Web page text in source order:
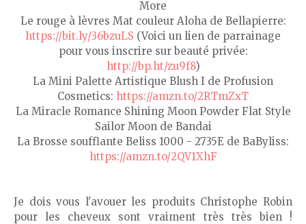
More
Le rouge à lèvres Mat couleur Aloha de Bellapierre:
https://bit.ly/36bzuLS (Voici un lien de parrainage
pour vous inscrire sur beauté privée:
http://bp.ht/zu9f8)
La Mini Palette Artistique Blush I de Profusion
Cosmetics: https://amzn.to/2RTmZxT
La Miracle Romance Shining Moon Powder Flat Style
Sailor Moon de Bandai
La Brosse soufflante Beliss 1000 - 2735E de BaByliss:
https://amzn.to/2QV1XhF
Je dois vous l'avouer les produits Christophe Robin
pour les cheveux sont vraiment très très bien !